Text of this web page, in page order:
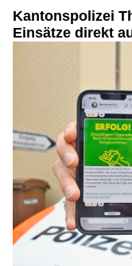
Kantonspolizei
Einsätze direkt